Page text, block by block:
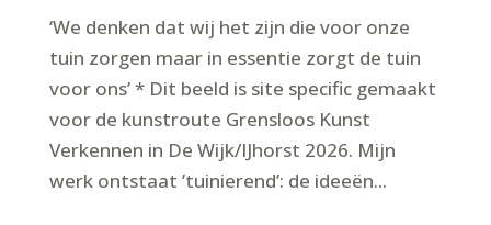
‘We denken dat wij het zijn die voor onze
tuin zorgen maar in essentie zorgt de tuin
voor ons’ * Dit beeld is site specific gemaakt
voor de kunstroute Grensloos Kunst
Verkennen in De Wijk/IJhorst 2026. Mijn
werk ontstaat ’tuinierend’: de ideeën...